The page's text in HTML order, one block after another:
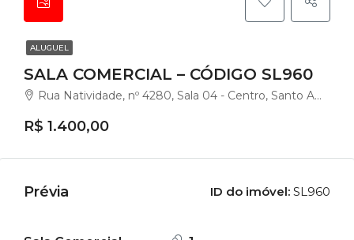
ALUGUEL
SALA COMERCIAL – CÓDIGO SL960
Rua Natividade, nº 4280, Sala 04 - Centro, Santo Amaro da Imperatriz - SC.
R$ 1.400,00
Prévia ID do imóvel: SL960